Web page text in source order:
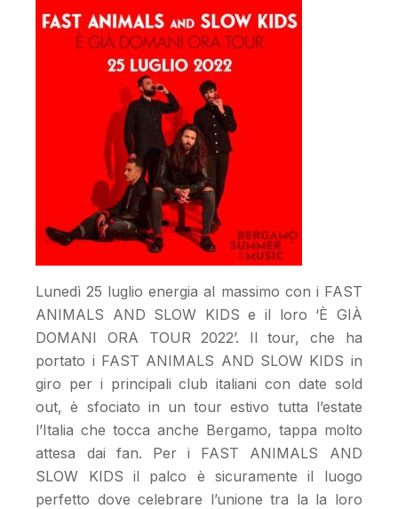
Lunedì 25 luglio energia al massimo con i FAST
ANIMALS AND SLOW KIDS e il loro ‘È GIÀ
DOMANI ORA TOUR 2022’. Il tour, che ha
portato i FAST ANIMALS AND SLOW KIDS in
giro per i principali club italiani con date sold
out, è sfociato in un tour estivo tutta l’estate
l’Italia che tocca anche Bergamo, tappa molto
attesa dai fan. Per i FAST ANIMALS AND
SLOW KIDS il palco è sicuramente il luogo
perfetto dove celebrare l’unione tra la la loro